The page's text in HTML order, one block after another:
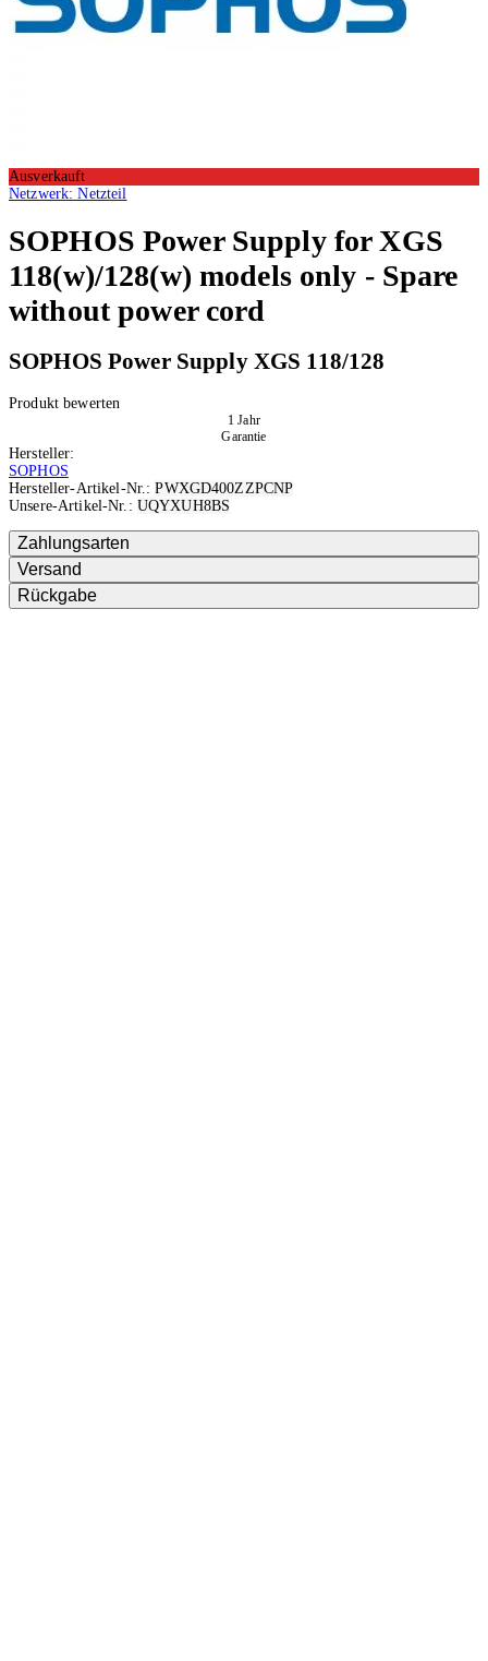
Ausverkauft
Netzwerk: Netzteil
SOPHOS Power Supply for XGS
118(w)/128(w) models only - Spare
without power cord
SOPHOS Power Supply XGS 118/128
Produkt bewerten
1 Jahr
Garantie
Hersteller:
SOPHOS
Hersteller-Artikel-Nr.:PWXGD400ZZPCNP
Unsere-Artikel-Nr.: UQYXUH8BS
Zahlungsarten
Versand
Rückgabe